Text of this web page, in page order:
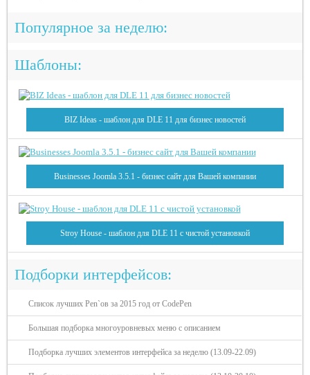
Популярное за неделю:
Шаблоны:
BIZ Ideas - шаблон для DLE 11 для бизнес новостей
Businesses Joomla 3.5.1 - бизнес сайт для Вашей компании
Stroy House - шаблон для DLE 11 с чистой установкой
Подборки интерфейсов:
Список лучших Pen`ов за 2015 год от CodePen
Большая подборка многоуровневых меню с описанием
Подборка лучших элементов интерфейса за неделю (13.09-22.09)